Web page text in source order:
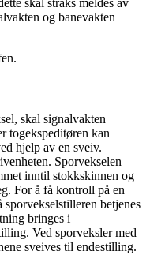
skal straks meldes av
og banevakten
skal signalvakten
togekspeditøren kan
hjelp av en sveiv.
Sporvekselen
inntil stokkskinnen og
For å få kontroll på en
betjenes
bringes i
Ved sporveksler med
sveives til endestilling.